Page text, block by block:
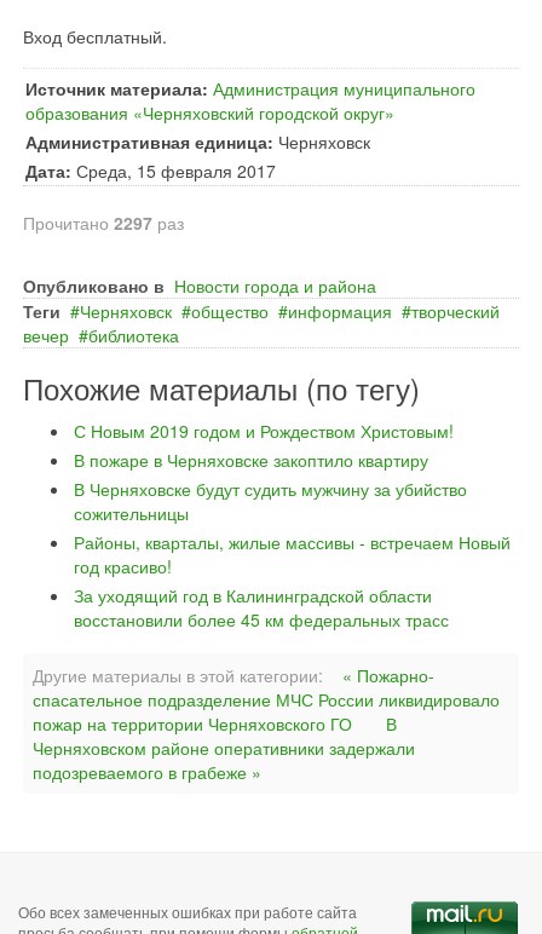
Вход бесплатный.
Источник материала: Администрация муниципального
образования «Черняховский городской округ»
Административная единица: Черняховск
Дата: Среда, 15 февраля 2017
Прочитано 2297 раз
Опубликовано в Новости города и района
Теги
Черняховск общество информация
творческий
вечер
библиотека
Похожие материалы (по тегу)
С Новым 2019 годом и Рождеством Христовым!
В пожаре в Черняховске закоптило квартиру
В Черняховске будут судить мужчину за убийство
сожительницы
Районы, кварталы, жилые массивы - встречаем Новый
год красиво!
За уходящий год в Калининградской области
восстановили более 45 км федеральных трасс
Другие материалы в этой категории:
« Пожарно-
спасательное подразделение МЧС России ликвидировало
пожар на территории Черняховского ГО
В
Черняховском районе оперативники задержали
подозреваемого в грабеже »
Обо всех замеченных ошибках при работе сайта